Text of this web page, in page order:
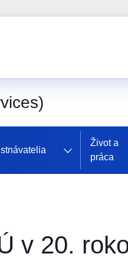
Život a
práca
v 20.